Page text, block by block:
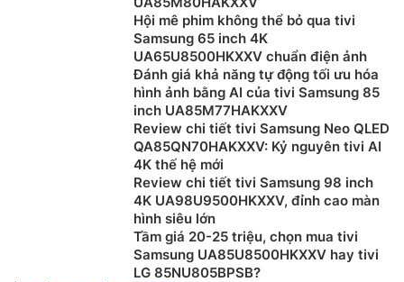
Hội mê phim không thể bỏ qua tivi
Samsung 65 inch 4K
UA65U8500HKXXV chuẩn điện ảnh
Đánh giá khả năng tự động tối ưu hóa
hình ảnh bằng AI của tivi Samsung 85
inch UA85M77HAKXXV
Review chi tiết tivi Samsung Neo QLED
QA85QN70HAKXXV: Kỷ nguyên tivi AI
4K thế hệ mới
Review chi tiết tivi Samsung 98 inch
4K UA98U9500HKXXV, đỉnh cao màn
hình siêu lớn
Tầm giá 20-25 triệu, chọn mua tivi
Samsung UA85U8500HKXXV hay tivi
LG 85NU805BPSB?